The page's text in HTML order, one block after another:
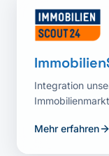
Integration
Mehr erfahren